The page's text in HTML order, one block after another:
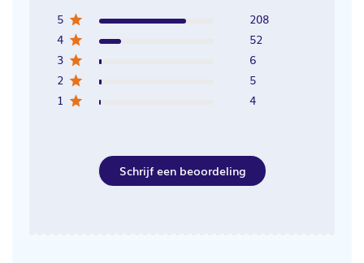
5
208
4
52
3
6
2
5
1
4
Schrijf een beoordeling